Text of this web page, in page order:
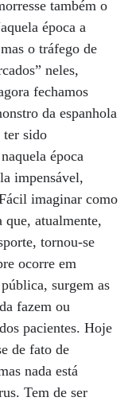
também o
época a
o tráfego de
neles,
fechamos
da espanhola
ter sido
época
impensável,
imaginar como
atualmente,
tornou-se
ocorre em
surgem as
fazem ou
pacientes. Hoje
de fato de
nada está
Tem de ser